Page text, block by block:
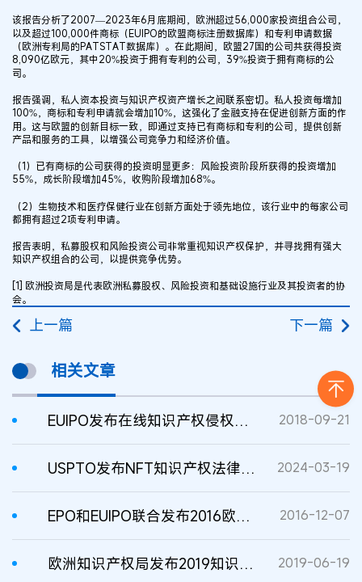
该报告分析了2007—2023年6月底期间，欧洲超过56,000家投资组合公司，
以及超过100,000件商标（EUIPO的欧盟商标注册数据库）和专利申请数据
（欧洲专利局的PATSTAT数据库）。在此期间，欧盟27国的公司共获得投资
8,090亿欧元，其中20%投资于拥有专利的公司，39%投资于拥有商标的公
司。
报告强调，私人资本投资与知识产权资产增长之间联系密切。私人投资每增加
100%，商标和专利申请就会增加10%，这强化了金融支持在促进创新方面的作
用。这与欧盟的创新目标一致，即通过支持已有商标和专利的公司，提供创新
产品和服务的工具，以增强公司竞争力和经济价值。
（1）已有商标的公司获得的投资明显更多：风险投资阶段所获得的投资增加
55%，成长阶段增加45%，收购阶段增加68%。
（2）生物技术和医疗保健行业在创新方面处于领先地位，该行业中的每家公司
都拥有超过2项专利申请。
报告表明，私募股权和风险投资公司非常重视知识产权保护，并寻找拥有强大
知识产权组合的公司，以提供竞争优势。
[1] 欧洲投资局是代表欧洲私募股权、风险投资和基础设施行业及其投资者的协
会。
上一篇 下一篇
相关文章
EUIPO发布在线知识产权侵权立法措施研究报告 2018-09-21
USPTO发布NFT知识产权法律与政策影响联合研究 2024-03-19
EPO和EUIPO联合发布2016欧盟知识产权密集型产业报告 2016-12-07
欧洲知识产权局发布2019知识产权侵权报告 2019-06-19